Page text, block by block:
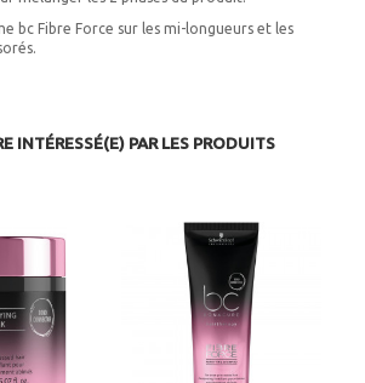
bc Fibre Force sur les mi-longueurs et les
INTÉRESSÉ(E) PAR LES PRODUITS